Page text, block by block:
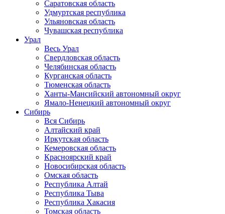
Саратовская область
Удмуртская республика
Ульяновская область
Чувашская республика
Урал
Весь Урал
Свердловская область
Челябинская область
Курганская область
Тюменская область
Ханты-Мансийский автономный округ
Ямало-Ненецкий автономный округ
Сибирь
Вся Сибирь
Алтайский край
Иркутская область
Кемеровская область
Красноярский край
Новосибирская область
Омская область
Республика Алтай
Республика Тыва
Республика Хакасия
Томская область